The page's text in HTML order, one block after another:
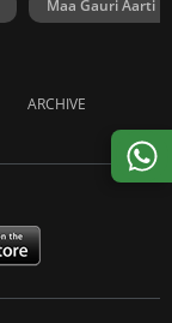
Maa Gauri Aarti
ARCHIVE